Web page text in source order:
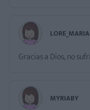
LORE_MARIA
Gracias a Dios, no
MYRIABY